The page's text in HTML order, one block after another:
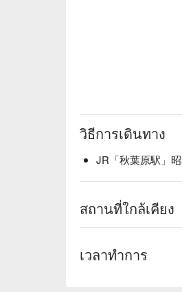
วิธีการเดินทาง
JR「秋葉原駅」
สถานที่ใกล้เคียง
เวลาทำการ